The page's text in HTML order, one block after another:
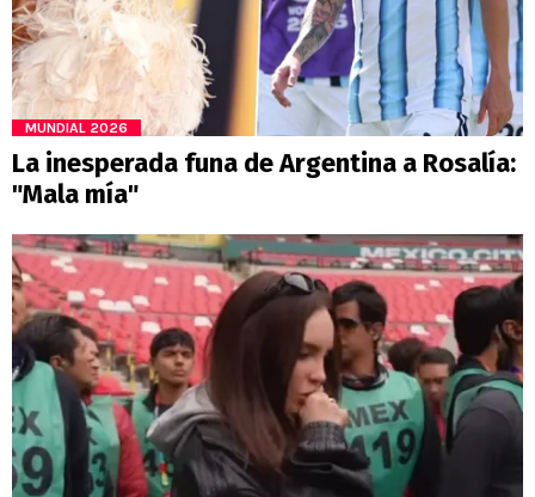
MUNDIAL 2026
La inesperada funa de Argentina a Rosalía:
"Mala mía"